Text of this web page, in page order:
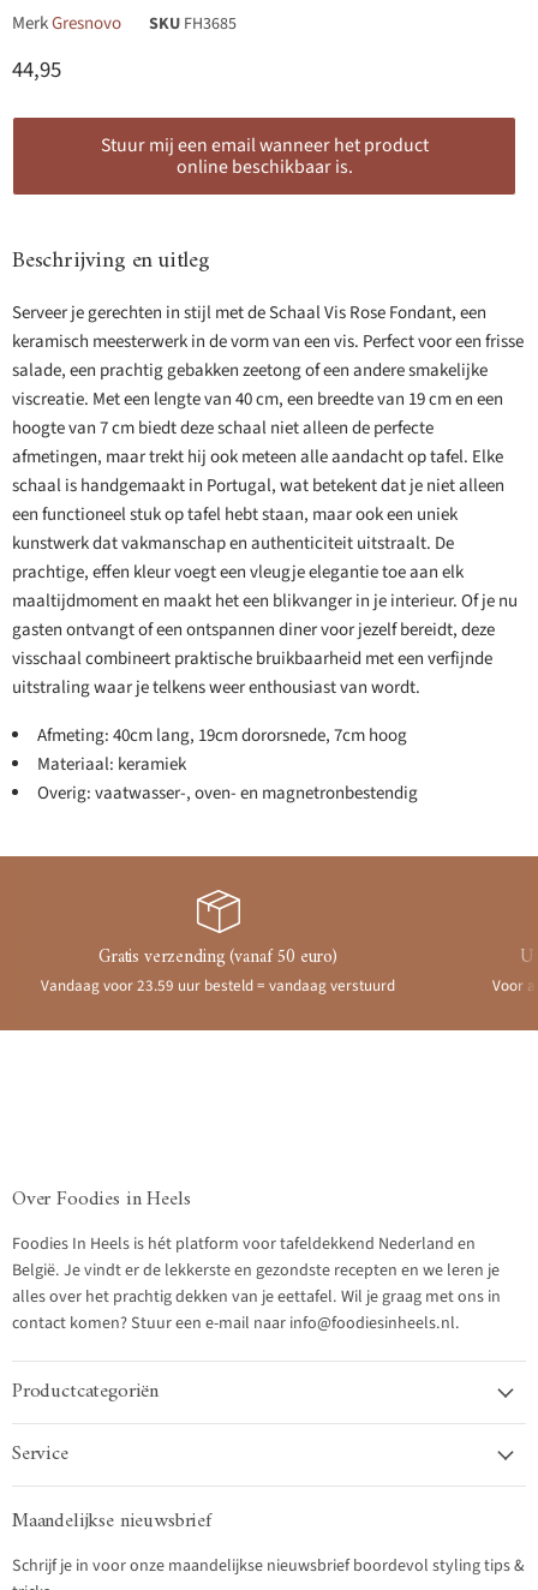
MerkGresnovo SKU FH3685
Huidige prijs
44,95
Stuur mij een email wanneer het product
online beschikbaar is.
Beschrijving en uitleg
Serveer je gerechten in stijl met de Schaal Vis Rose Fondant, een
keramisch meesterwerk in de vorm van een vis. Perfect voor een frisse
salade, een prachtig gebakken zeetong of een andere smakelijke
viscreatie. Met een lengte van 40 cm, een breedte van 19 cm en een
hoogte van 7 cm biedt deze schaal niet alleen de perfecte
afmetingen, maar trekt hij ook meteen alle aandacht op tafel. Elke
schaal is handgemaakt in Portugal, wat betekent dat je niet alleen
een functioneel stuk op tafel hebt staan, maar ook een uniek
kunstwerk dat vakmanschap en authenticiteit uitstraalt. De
prachtige, effen kleur voegt een vleugje elegantie toe aan elk
maaltijdmoment en maakt het een blikvanger in je interieur. Of je nu
gasten ontvangt of een ontspannen diner voor jezelf bereidt, deze
visschaal combineert praktische bruikbaarheid met een verfijnde
uitstraling waar je telkens weer enthousiast van wordt.
Afmeting: 40cm lang, 19cm dororsnede, 7cm hoog
Materiaal: keramiek
Overig: vaatwasser-, oven- en magnetronbestendig
Gratis verzending (vanaf 50 euro)
Vandaag voor 23.59 uur besteld = vandaag verstuurd Voor
Over Foodies in Heels
Foodies In Heels is hét platform voor tafeldekkend Nederland en
België. Je vindt er de lekkerste en gezondste recepten en we leren je
alles over het prachtig dekken van je eettafel. Wil je graag met ons in
contact komen? Stuur een e-mail naar info@foodiesinheels.nl.
Productcategoriën
Service
Maandelijkse nieuwsbrief
Schrijf je in voor onze maandelijkse nieuwsbrief boordevol styling tips &